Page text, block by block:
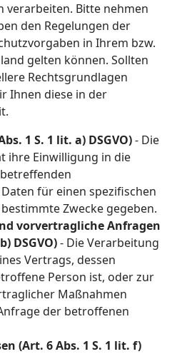
verarbeiten. Bitte nehmen
den Regelungen der
in Ihrem bzw.
gelten können. Sollten
Rechtsgrundlagen
Ihnen diese in der
1 S. 1 lit. a) DSGVO)- Die
ihre Einwilligung in die
für einen spezifischen
Zwecke gegeben.
vorvertragliche Anfragen
DSGVO)- Die Verarbeitung
Vertrags, dessen
Person ist, oder zur
Maßnahmen
der betroffenen
(Art. 6 Abs. 1 S. 1 lit. f)